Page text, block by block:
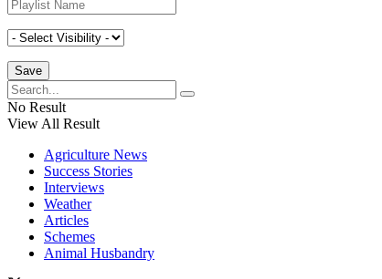
No Result
View All Result
Agriculture News
Success Stories
Interviews
Weather
Articles
Schemes
Animal Husbandry